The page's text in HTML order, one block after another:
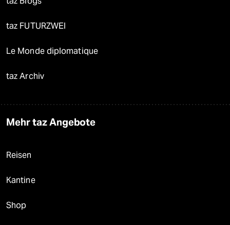
taz FUTURZWEI
Le Monde diplomatique
taz Archiv
Mehr taz Angebote
Reisen
Kantine
Shop